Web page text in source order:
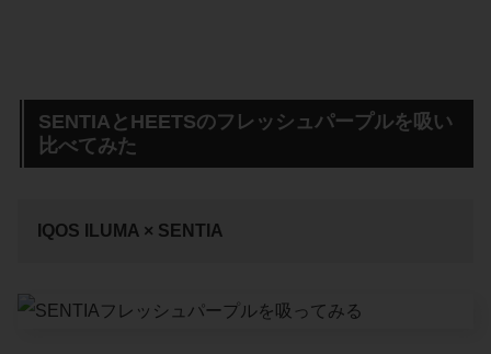
SENTIAとHEETSのフレッシュパープルを吸い
比べてみた
IQOS ILUMA × SENTIA